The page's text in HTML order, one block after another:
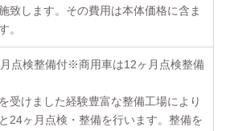
致します。その費用は本体価格に含ま
。
点検整備付※商用車は12ヶ月点検整備
受けました経験豊富な整備工場により
24ヶ月点検・整備を行います。整備を